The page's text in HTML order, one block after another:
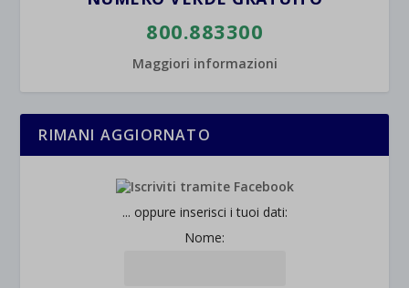
800.883300
Maggiori informazioni
RIMANI AGGIORNATO
... oppure inserisci i tuoi dati:
Nome: